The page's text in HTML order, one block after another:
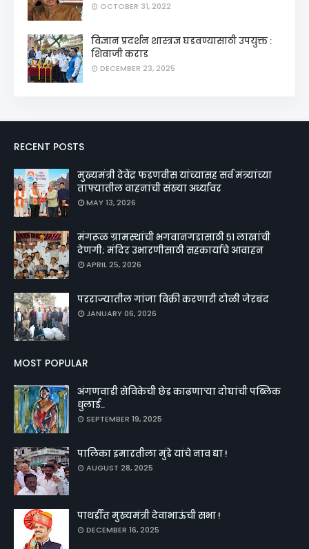
OCTOBER 31, 2022
विज्ञान प्रदर्शन शास्त्रज्ञ घडवण्यासाठी उपयुक्त :
शिवाजी कराड
DECEMBER 23, 2025
RECENT POSTS
मुख्यमंत्री देवेंद्र फडणवीस यांच्यासह सर्व मंत्र्यांच्या
ताफ्यातील वाहनांची संख्या अर्ध्यावर
MAY 13, 2026
मंगरूळ ग्रामस्थांची भगवानगडासाठी ५१ लाखांची
देणगी; मंदिर उभारणीसाठी सहकार्याचे आवाहन
APRIL 25, 2026
परराज्यातील गांजा विक्री करणारी टोळी जेरबंद
JANUARY 06, 2026
MOST POPULAR
अंगणवाडी सेविकेची छेड काढणाऱ्या दोघांची पब्लिक
धुलाई..
SEPTEMBER 19, 2025
पालिका इमारतीला मुंडे यांचे नाव द्या !
AUGUST 28, 2025
पाथर्डीत मुख्यमंत्री देवाभाऊंची सभा !
DECEMBER 16, 2025